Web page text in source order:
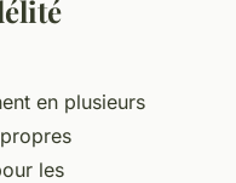
en plusieurs
les